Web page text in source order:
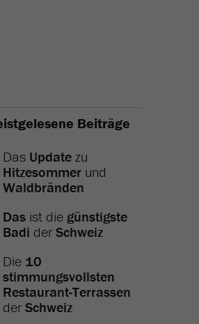
Beiträge
Das Update zu
Hitzesommer und
Waldbränden
Das ist die günstigste
Badi derSchweiz
Die 10
stimmungsvollsten
Restaurant-Terrassen
derSchweiz